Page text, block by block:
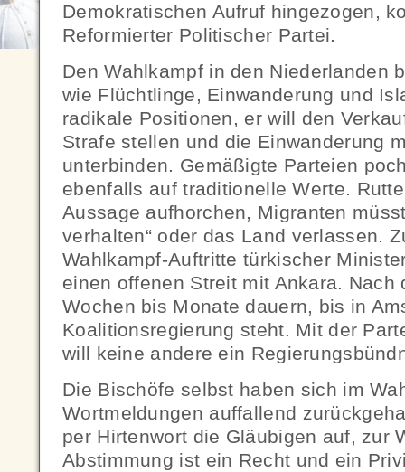
Demokratischen Aufruf hingezogen,
Reformierter Politischer Partei.
Den Wahlkampf in den Niederlanden
wie Flüchtlinge, Einwanderung und
radikale Positionen, er will den
Strafe stellen und die Einwanderung
unterbinden. Gemäßigte Parteien
ebenfalls auf traditionelle Werte.
Aussage aufhorchen, Migranten
verhalten“ oder das Land verlassen.
Wahlkampf-Auftritte türkischer
einen offenen Streit mit Ankara. Nach
Wochen bis Monate dauern, bis in
Koalitionsregierung steht. Mit der
will keine andere ein
Die Bischöfe selbst haben sich im
Wortmeldungen auffallend
per Hirtenwort die Gläubigen auf, zur
Abstimmung ist ein Recht und ein